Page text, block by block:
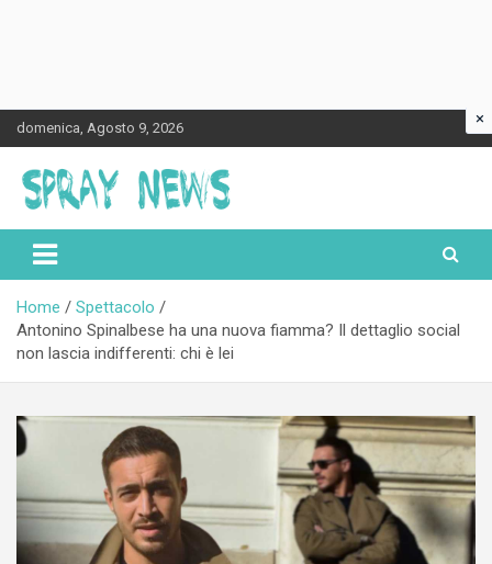
Skip
to
content
domenica, Agosto 9, 2026
Spraynews.it
Home
Spettacolo
Antonino Spinalbese ha una nuova fiamma? Il dettaglio social
non lascia indifferenti: chi è lei
×